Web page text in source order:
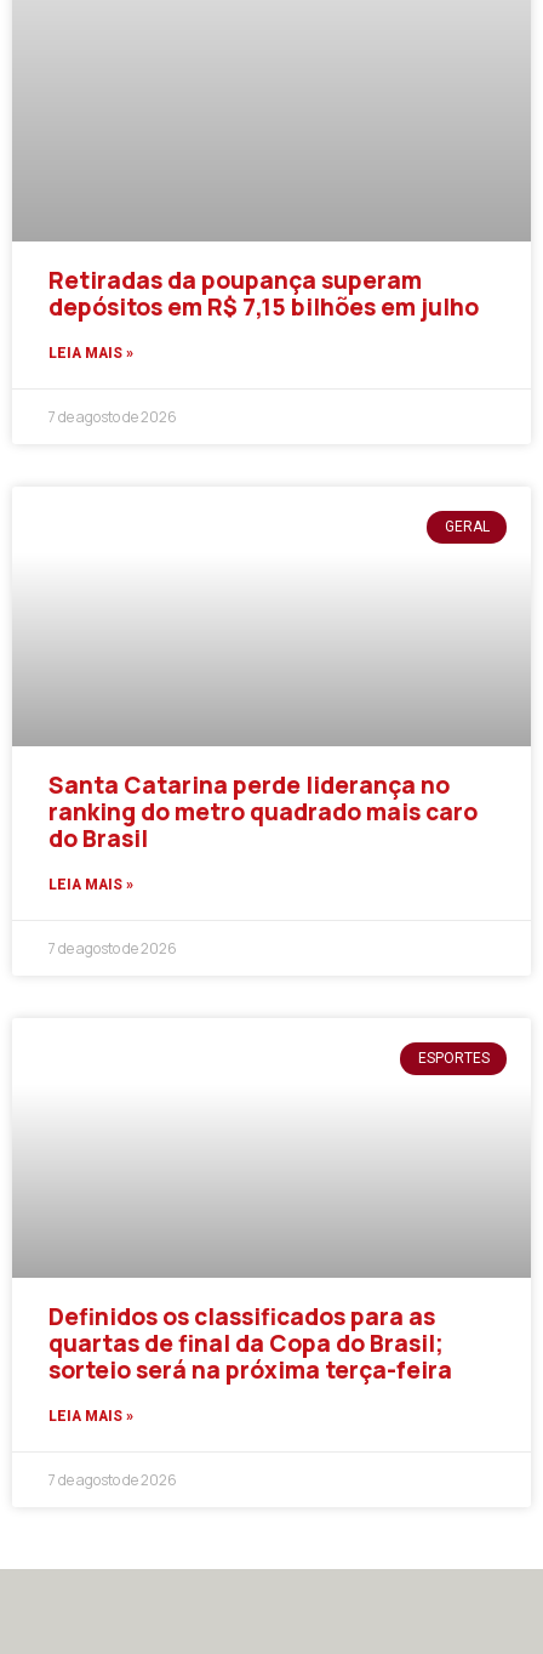
Retiradas da poupança superam
depósitos em R$ 7,15 bilhões em julho
LEIA MAIS »
7 de agosto de 2026
GERAL
Santa Catarina perde liderança no
ranking do metro quadrado mais caro
do Brasil
LEIA MAIS »
7 de agosto de 2026
ESPORTES
Definidos os classificados para as
quartas de final da Copa do Brasil;
sorteio será na próxima terça-feira
LEIA MAIS »
7 de agosto de 2026